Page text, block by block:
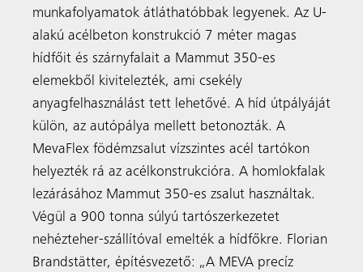
munkafolyamatok átláthatóbbak legyenek. Az U-
alakú acélbeton konstrukció 7 méter magas
hídfőit és szárnyfalait a Mammut 350-es
elemekből kivitelezték, ami csekély
anyagfelhasználást tett lehetővé. A híd útpályáját
külön, az autópálya mellett betonozták. A
MevaFlex födémzsalut vízszintes acél tartókon
helyezték rá az acélkonstrukcióra. A homlokfalak
lezárásához Mammut 350-es zsalut használtak.
Végül a 900 tonna súlyú tartószerkezetet
nehézteher-szállítóval emelték a hídfőkre. Florian
Brandstätter, építésvezető: „A MEVA precíz